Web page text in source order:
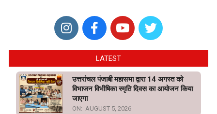
LATEST
उत्तरांचल पंजाबी महासभा द्वारा 14 अगस्त को
विभाजन विभीषिका स्मृति दिवस का आयोजन किया
जाएगा
ON: AUGUST 5, 2026